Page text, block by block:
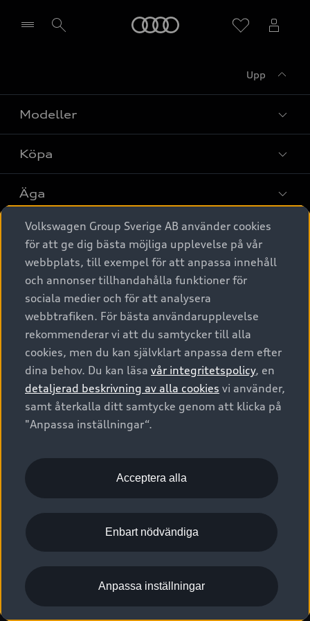
Upp
Modeller
Alla modeller
Elbilar
A6 modellerna
SUV
Avant
Audi Sport
Köpa
Privaterbjudanden
Privatleasing
Nya bilar i lager
Begagnade bilar i lager
Audi approved :plus - så gott som nya
Finansiering
Audi exclusive
Provkörning
Äga
Service & tillbehör
Audi digital services
Originaltillbehör - köp online
Garantier
Försäkring
Digitala manualer för din Audi
Audi Collection – livsstilsartiklar
Vanliga frågor
2G/3G nätet stängs ned - Hur påverkas min bil av detta?
Tjänstebil
Tjänstebil
Business lease online
Företagsleasing
Om Audi Sverige
Kontakta oss
Audi Återförsäljare/-serviceverkstad
myAudi
Pressmeddelanden
Nyhetsbrev
Vårt hållbarhetsarbete
Lediga tjänster huvudkontor
Lediga tjänster hos Audi Återförsäljare
Kommentar till mediauppgifter om dataläcka
© 2026 AUDI SVERIGE. All Rights Reserved.
Utgivare Juridiskt
Juridiskt Audi AG
Juridiskt Audi Digital Giveaway
Anpassa inställningar för cookies
Visselblåsarkanaler
Volkswagen Group Sverige AB använder cookies
för att ge dig bästa möjliga upplevelse på vår
webbplats, till exempel för att anpassa innehåll
och annonser tillhandahålla funktioner för
sociala medier och för att analysera
webbtrafiken. För bästa användarupplevelse
rekommenderar vi att du samtycker till alla
cookies, men du kan självklart anpassa dem efter
dina behov. Du kan läsa vår integritetspolicy, en
detaljerad beskrivning av alla cookies vi använder,
samt återkalla ditt samtycke genom att klicka på
"Anpassa inställningar“.
Acceptera alla
Enbart nödvändiga
Anpassa inställningar